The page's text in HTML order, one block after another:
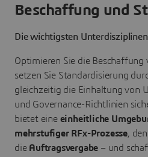
Beschaffung und
Die wichtigsten Unterdisziplinen
Optimieren Sie die Beschaffung
setzen Sie Standardisierung
gleichzeitig die Einhaltung von
und Governance-Richtlinien
bietet eine einheitliche
mehrstufiger RFx-Prozesse, den
die Auftragsvergabe – und